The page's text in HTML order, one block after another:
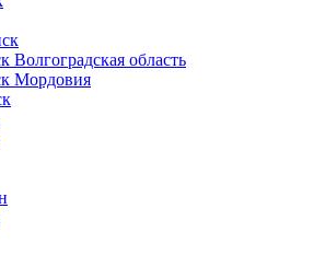
Волгоградская область
Мордовия